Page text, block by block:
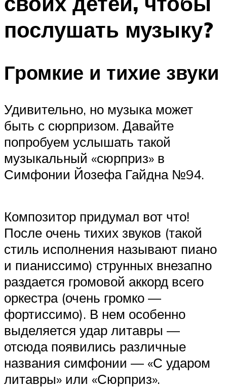
послушать музыку?
Громкие и тихие звуки
Удивительно, но музыка может
быть с сюрпризом. Давайте
попробуем услышать такой
музыкальный «сюрприз» в
Симфонии Йозефа Гайдна №94.
Композитор придумал вот что!
После очень тихих звуков (такой
стиль исполнения называют пиано
и пианиссимо) струнных внезапно
раздается громовой аккорд всего
оркестра (очень громко —
фортиссимо). В нем особенно
выделяется удар литавры —
отсюда появились различные
названия симфонии — «С ударом
литавры» или «Сюрприз».